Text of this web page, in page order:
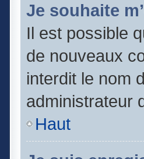
Je souhaite
Il est possible
de nouveaux
interdit le nom
administrateur
Haut